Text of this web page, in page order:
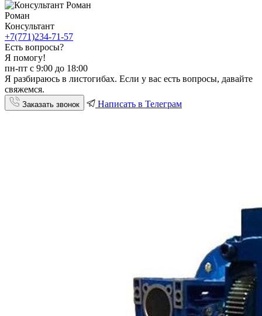
Роман
Консультант
+7(771)234-71-57
Есть вопросы?
Я помогу!
пн-пт с 9:00 до 18:00
Я разбираюсь в листогибах. Если у вас есть вопросы, давайте
свяжемся.
Заказать звонок Написать в Телеграм